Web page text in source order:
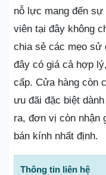
nỗ lực mang đến sự
viên tại đây không
chia sẻ các mẹo sử
đây có giá cả hợp
cấp. Cửa hàng còn
ưu đãi đặc biệt
ra, đơn vị còn nhận
bán kính nhất định.
Thông tin liên hệ